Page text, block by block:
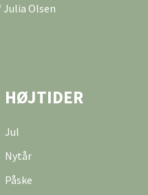
Olsen
HØJTIDER
Jul
Nytår
Påske